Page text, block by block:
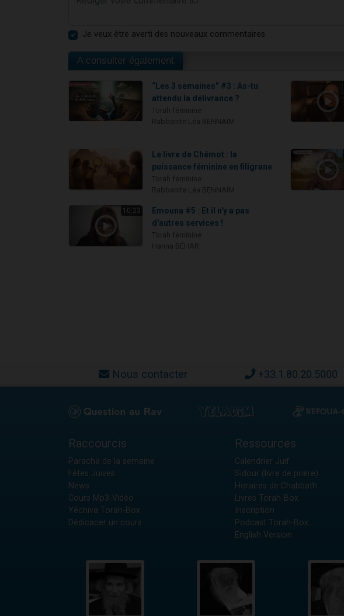
Je veux être averti des nouveaux commentaires
A consulter également
“Les 3 semaines” #3 : As-tu
attendu la délivrance ?
Le livre de Chémot : la
puissance féminine en filigrane
10:23
Emouna #5 : Et il n'y a pas
d'autres services !
Nous contacter +33.1.80.20.5000
Raccourcis
Paracha de la semaine
Fêtes Juives
News
Cours Mp3-Vidéo
Yéchiva Torah-Box
Dédicacer un cours
Ressources
Calendrier Juif
Sidour (livre de prière)
Horaires de Chabbath
Livres Torah-Box
Inscription
Podcast Torah-Box
English Version